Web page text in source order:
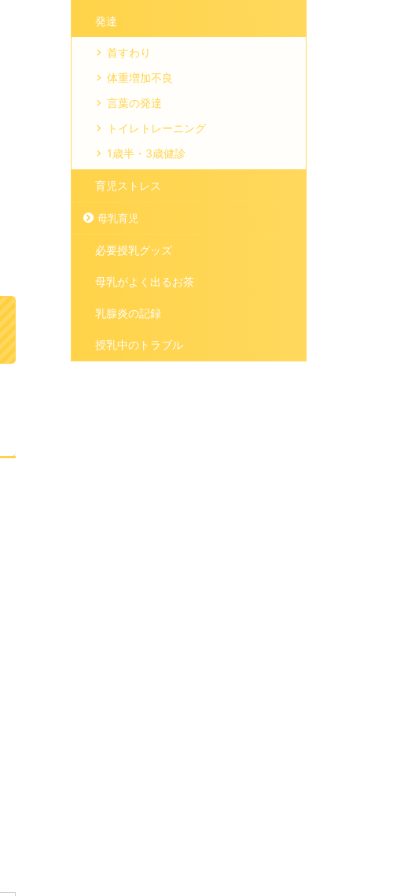
発達
首すわり
体重増加不良
言葉の発達
トイレトレーニング
1歳半・3歳健診
育児ストレス
母乳育児
必要授乳グッズ
母乳がよく出るお茶
乳腺炎の記録
授乳中のトラブル